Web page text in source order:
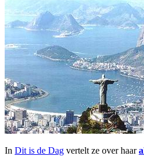
In Dit is de Dag vertelt ze over haar